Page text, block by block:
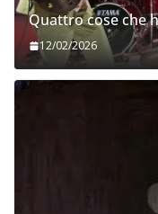
Quattro cose che
12/02/2026